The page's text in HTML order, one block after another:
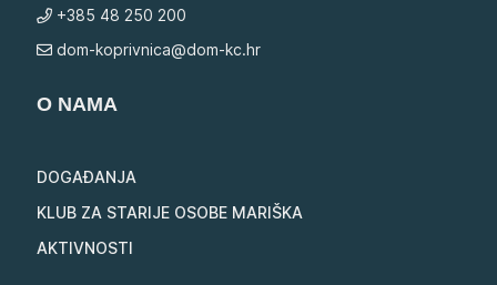
+385 48 250 200
dom-koprivnica@dom-kc.hr
O NAMA
DOGAĐANJA
KLUB ZA STARIJE OSOBE MARIŠKA
AKTIVNOSTI